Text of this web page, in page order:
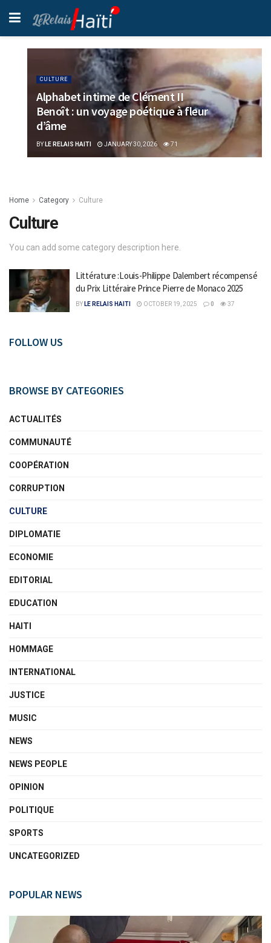
CULTURE
Alphabet intime de Clément II
Benoît : un voyage poétique à fleur
d’âme
BY LE RELAIS HAITI JANUARY 30, 2026 71
Home Category Culture
Culture
You can add some category description here.
Littérature :Louis-Philippe Dalembert récompensé
du Prix Littéraire Prince Pierre de Monaco 2025
BY LE RELAIS HAITI OCTOBER 19, 2025 0 37
FOLLOW US
BROWSE BY CATEGORIES
ACTUALITÉS
COMMUNAUTÉ
COOPÉRATION
CORRUPTION
CULTURE
DIPLOMATIE
ECONOMIE
EDITORIAL
EDUCATION
HAITI
HOMMAGE
INTERNATIONAL
JUSTICE
MUSIC
NEWS
NEWS PEOPLE
OPINION
POLITIQUE
SPORTS
UNCATEGORIZED
POPULAR NEWS